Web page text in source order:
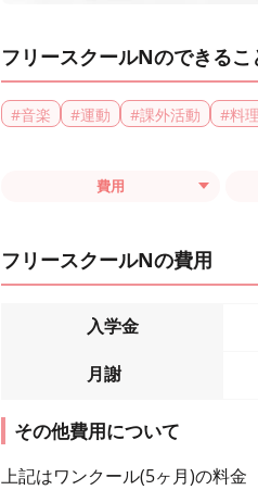
フリースクールNのできる
#音楽 #運動 #課外活動 #料
費用
フリースクールNの費用
入学金
月謝
その他費用について
上記はワンクール(5ヶ月)の料金